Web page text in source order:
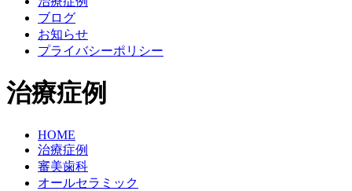
ブログ
お知らせ
プライバシーポリシー
治療症例
HOME
治療症例
審美歯科
オールセラミック